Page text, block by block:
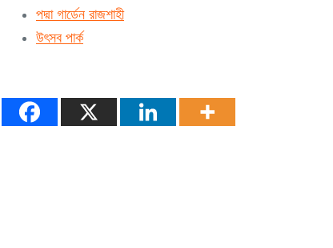
পদ্মা গার্ডেন রাজশাহী
উৎসব পার্ক